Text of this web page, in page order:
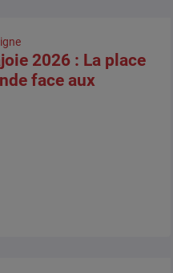
2026 : La place
face aux